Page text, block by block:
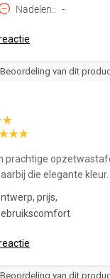
Nadelen: -
Beoordeling van dit
prachtige
die elegante
prijs,
Beoordeling van dit